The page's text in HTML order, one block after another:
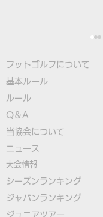
フットゴルフ
全カテゴリー
お知らせ
フットゴルフについて
基本ルール
ルール
Q＆A
​当協会について
​ニュース
大会情報
シーズンランキング
ジャパンランキング
ジュニアツアー